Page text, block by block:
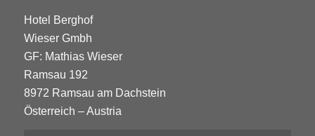
Hotel Berghof
Wieser Gmbh
GF: Mathias Wieser
Ramsau 192
8972 Ramsau am Dachstein
Österreich – Austria